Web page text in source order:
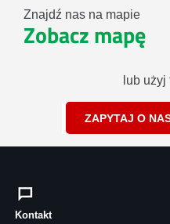
Znajdź nas na mapie
Zobacz mapę
lub
ZAPYTAJ O
Kontakt